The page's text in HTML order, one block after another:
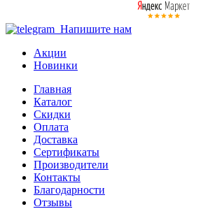
Напишите нам
Акции
Новинки
Главная
Каталог
Скидки
Оплата
Доставка
Сертификаты
Производители
Контакты
Благодарности
Отзывы